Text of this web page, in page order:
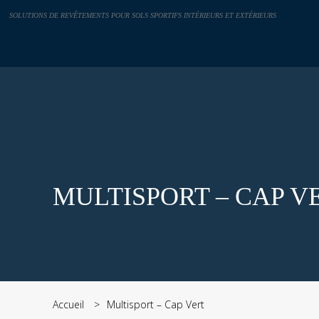
SOLUTIONS DE REVÊTEMENTS POUR SOLS SPORTIFS INTÉRIEURS ET EXTÉRIEURS
MULTISPORT – CAP
Accueil Multisport – Cap Vert
Panneau de gestion des cookies